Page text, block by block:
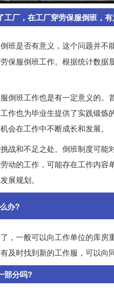
工厂，在工厂穿劳保服倒班，
班是否有意义，这个问题并不
保服倒班工作。根据统计数
倒班工作也是有一定意义的
作也为毕业生提供了实践锻
会在工作中不断成长和发展。
战和不足之处。倒班制度可能
动的工作，可能存在工作内
展规划。
办?
，一般可以向工作单位的库
及时找到新的工作服，可以向
部分吗?